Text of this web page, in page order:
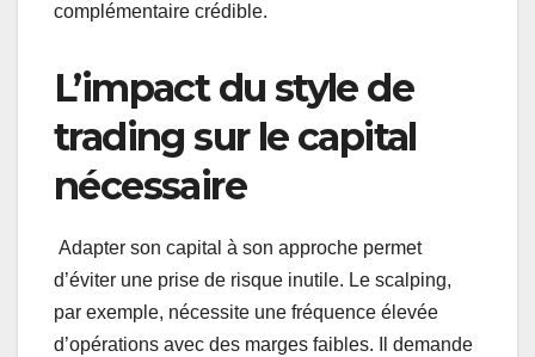
complémentaire crédible.
L’impact du style de
trading sur le capital
nécessaire
Adapter son capital à son approche permet
d’éviter une prise de risque inutile. Le scalping,
par exemple, nécessite une fréquence élevée
d’opérations avec des marges faibles. Il demande